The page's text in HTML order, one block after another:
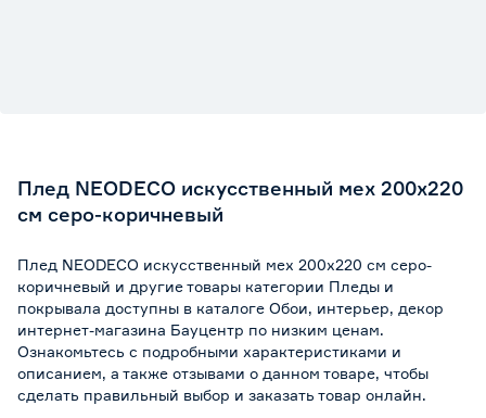
Плед NEODECO искусственный мех 200х220
см серо-коричневый
Плед NEODECO искусственный мех 200х220 см серо-
коричневый и другие товары категории Пледы и
покрывала доступны в каталоге Обои, интерьер, декор
интернет-магазина Бауцентр по низким ценам.
Ознакомьтесь с подробными характеристиками и
описанием, а также отзывами о данном товаре, чтобы
сделать правильный выбор и заказать товар онлайн.